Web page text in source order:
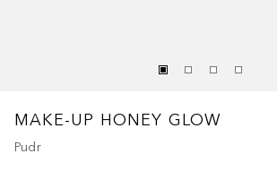
MAKE-UP HONEY GLOW
Pudr